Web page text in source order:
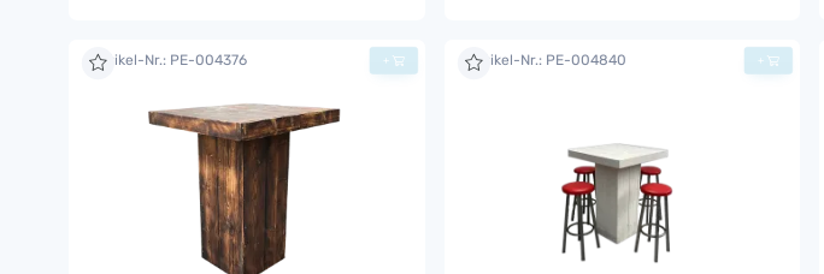
Artikel-Nr.: PE-004376 + Artikel-Nr.: PE-004840 +